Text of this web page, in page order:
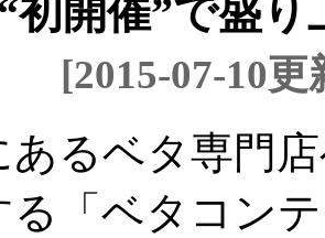
初開催”で盛
[2015-07-10更
あるベタ専門
る「ベタコン